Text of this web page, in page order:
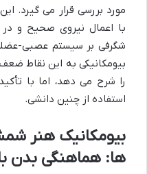
مورد بررسی قرار می گیرد.
با اعمال نیروی صحیح و
شگرفی بر سیستم عصبی-
بیومکانیکی به این نقاط
را شرح می دهد، اما با
استفاده از چنین دانشی.
بیومکانیک هنر
ها: هماهنگی بدن با